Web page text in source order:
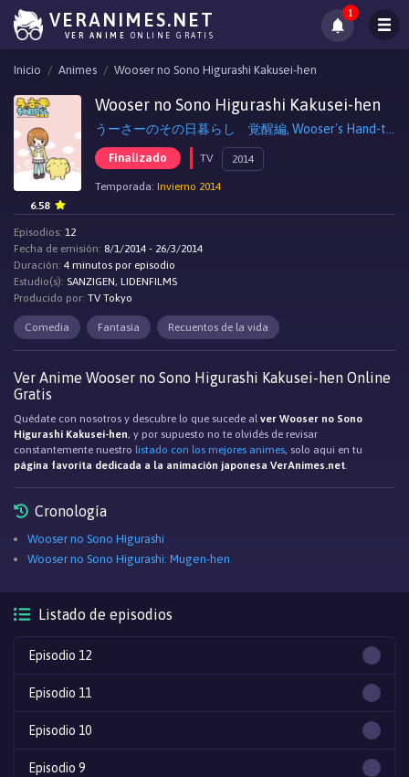
VERANIMES.NET
VER ANIME ONLINE GRATIS
1
Inicio Animes Wooser no Sono Higurashi Kakusei-hen
Wooser no Sono Higurashi Kakusei-hen
Finalizado TV 2014
Temporada: Invierno 2014
6.58
Episodios: 12
Fecha de emisión: 8/1/2014 - 26/3/2014
Duración: 4 minutos por episodio
Estudio(s): SANZIGEN, LIDENFILMS
Producido por: TV Tokyo
Comedia Fantasía Recuentos de la vida
Ver Anime Wooser no Sono Higurashi Kakusei-hen Online
Gratis
Quédate con nosotros y descubre lo que sucede alver Wooser no Sono
Higurashi Kakusei-hen, y por supuesto no te olvidés de revisar
constantemente nuestro listado con los mejores animes, solo aqui en tu
página favorita dedicada a la animación japonesa VerAnimes.net.
Cronología
Wooser no Sono Higurashi
Wooser no Sono Higurashi: Mugen-hen
Listado de episodios
Episodio 12
Episodio 11
Episodio 10
Episodio 9